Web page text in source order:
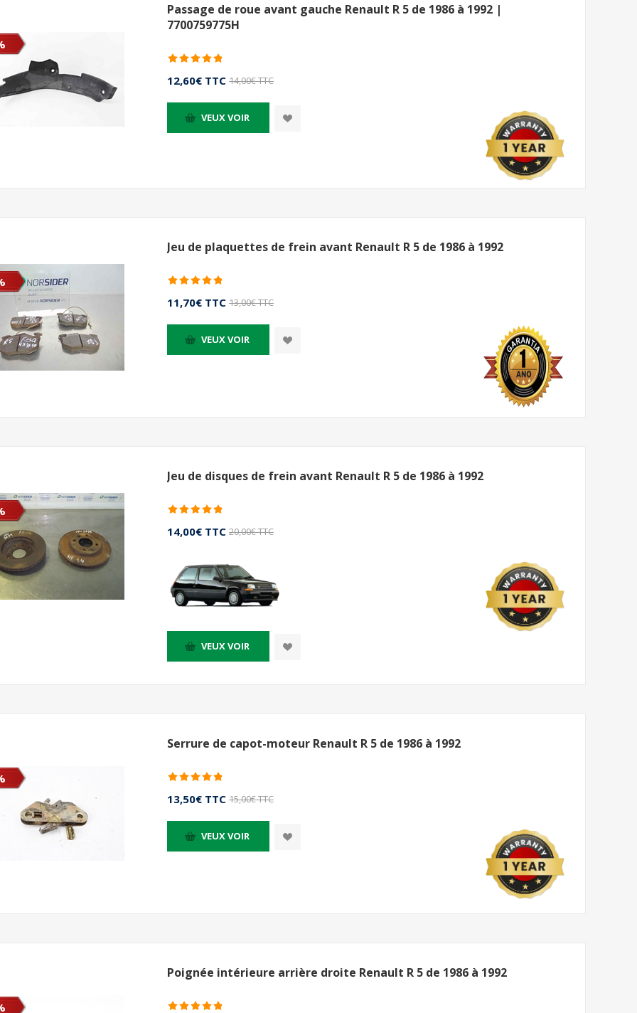
Passage de roue avant gauche Renault R 5 de 1986 à 1992 |
7700759775H
12,60€ TTC 14,00€ TTC
VEUX VOIR
Jeu de plaquettes de frein avant Renault R 5 de 1986 à 1992
11,70€ TTC 13,00€ TTC
VEUX VOIR
Jeu de disques de frein avant Renault R 5 de 1986 à 1992
14,00€ TTC 20,00€ TTC
VEUX VOIR
Serrure de capot-moteur Renault R 5 de 1986 à 1992
13,50€ TTC 15,00€ TTC
VEUX VOIR
Poignée intérieure arrière droite Renault R 5 de 1986 à 1992